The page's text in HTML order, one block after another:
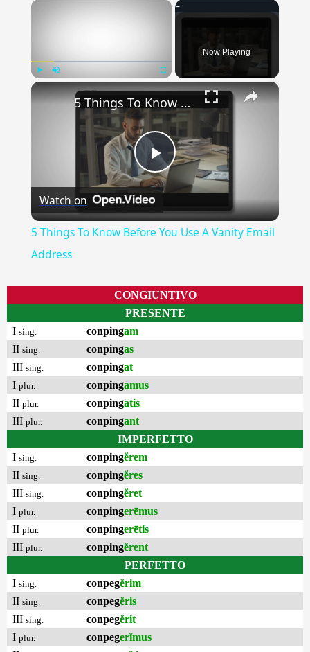
×
Now Playing
×
Play
Video
5 Things To Know Before You Use A Vanity Email Address
Watch on
5 Things To Know Before You Use A Vanity Email
Address
CONGIUNTIVO
PRESENTE
I sing. conpingam
II sing. conpingas
III sing. conpingat
I plur. conpingāmus
II plur. conpingātis
III plur. conpingant
IMPERFETTO
I sing. conpingĕrem
II sing. conpingĕres
III sing. conpingĕret
I plur. conpingerēmus
II plur. conpingerētis
III plur. conpingĕrent
PERFETTO
I sing. conpegĕrim
II sing. conpegĕris
III sing. conpegĕrit
I plur. conpegerĭmus